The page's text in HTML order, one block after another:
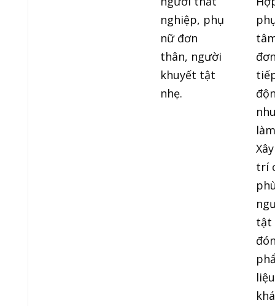
nghiệp, phụ
nữ đơn
thân, người
khuyết tật
nhẹ.
trí
tật